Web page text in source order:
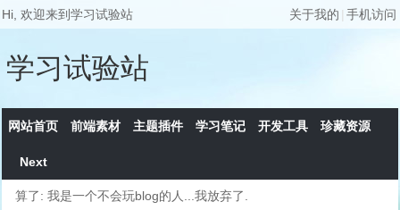
Hi, 欢迎来到学习试验站 关于我的 | 手机访问
学习试验站
网站首页 前端素材 主题插件 学习笔记 开发工具 珍藏资源
Next
算了: 我是一个不会玩blog的人...我放弃了.